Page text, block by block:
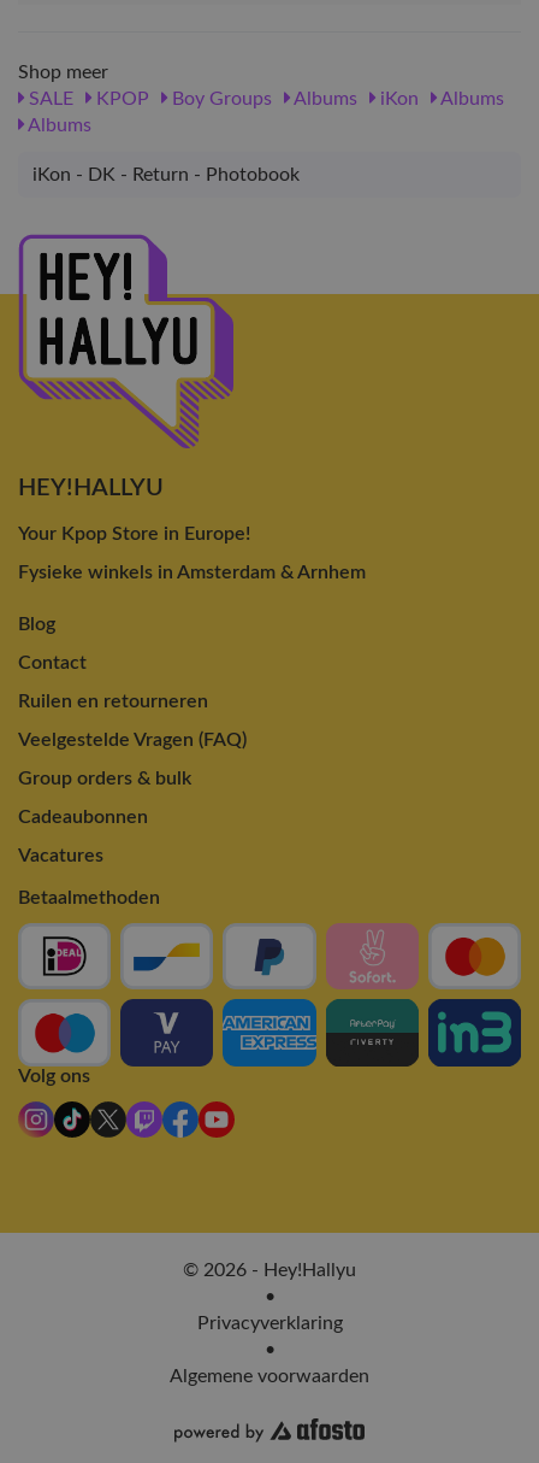
Shop meer
SALE
KPOP Boy Groups Albums iKon
Albums
Albums
iKon - DK - Return - Photobook
HEY!HALLYU
Your Kpop Store in Europe!
Fysieke winkels in Amsterdam & Arnhem
Blog
Contact
Ruilen en retourneren
Veelgestelde Vragen (FAQ)
Group orders & bulk
Cadeaubonnen
Vacatures
Betaalmethoden
Volg ons
© 2026 - Hey!Hallyu
•
Privacyverklaring
•
Algemene voorwaarden